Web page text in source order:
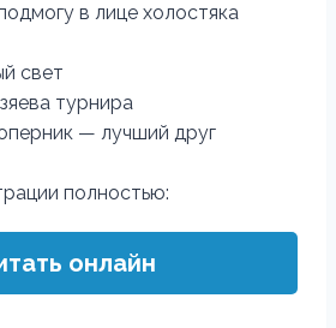
в лице холостяка
свет
турнира
— лучший друг
полностью:
онлайн